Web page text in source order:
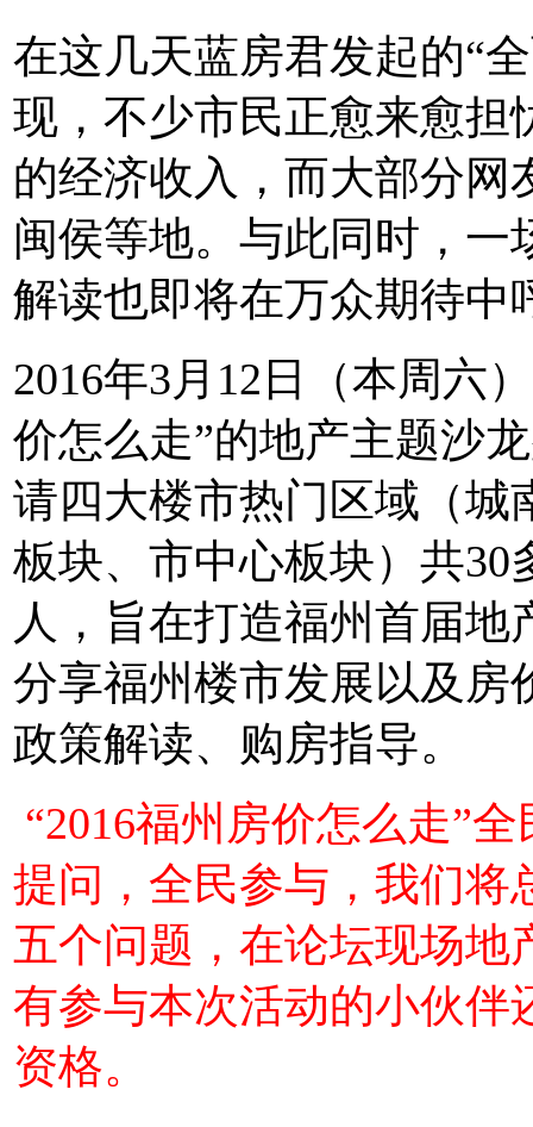
在这几天蓝房君发起的“
现，不少市民正愈来愈担
的经济收入，而大部分网
闽侯等地。与此同时，一
解读也即将在万众期待中
2016年3月12日（本周六
价怎么走”的地产主题沙
请四大楼市热门区域（城
板块、市中心板块）共
人，旨在打造福州首届
分享福州楼市发展以及房
政策解读、购房指导。
“2016福州房价怎么走”
提问，全民参与，我们将
五个问题，在论坛现场地
有参与本次活动的小伙伴
资格。